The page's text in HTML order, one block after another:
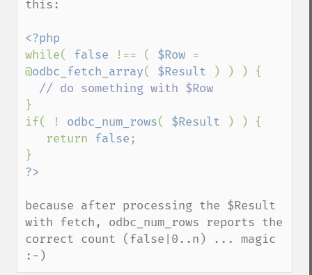
this:
while( false !== ( $Row =
@odbc_fetch_array( $Result
) ) ) {
}
if( ! odbc_num_rows( $Result
) ) {
   return
false;
because after processing the $Result
with fetch, odbc_num_rows reports the
correct count (false|0..n) ... magic
:-)